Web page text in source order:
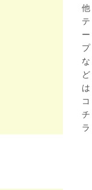
他
テ
ー
プ
な
ど
は
コ
チ
ラ